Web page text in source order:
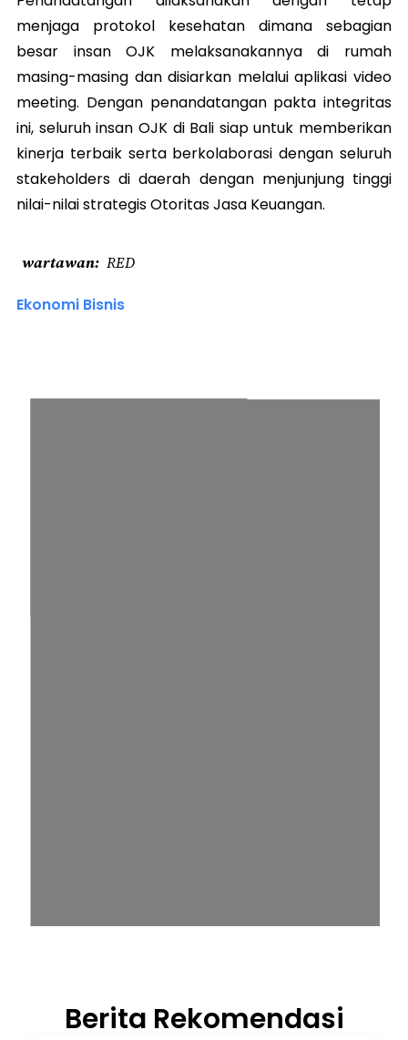
menjaga protokol kesehatan dimana sebagian
besar insan OJK melaksanakannya di rumah
masing-masing dan disiarkan melalui aplikasi video
meeting. Dengan penandatangan pakta integritas
ini, seluruh insan OJK di Bali siap untuk memberikan
kinerja terbaik serta berkolaborasi dengan seluruh
stakeholders di daerah dengan menjunjung tinggi
nilai-nilai strategis Otoritas Jasa Keuangan.
wartawan RED
Ekonomi Bisnis
Berita Rekomendasi